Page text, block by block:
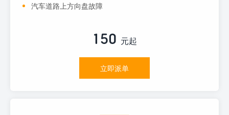
汽车道路上方向盘故障
150 元起
立即派单